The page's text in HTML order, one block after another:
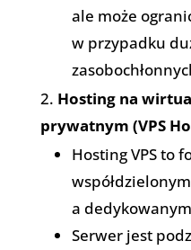
ale może
w przypadku
Hosting na
prywatnym (VPS
Hosting VPS to
a
Serwer jest